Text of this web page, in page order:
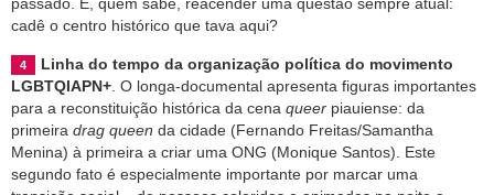
cadê o centro histórico que tava aqui?
Linha do tempo da organização política do movimento
LGBTQIAPN+ . O longa-documental apresenta figuras importantes
para a reconstituição histórica da cena queer piauiense: da
primeira drag queen da cidade (Fernando Freitas/Samantha
Menina) à primeira a criar uma ONG (Monique Santos). Este
segundo fato é especialmente importante por marcar uma